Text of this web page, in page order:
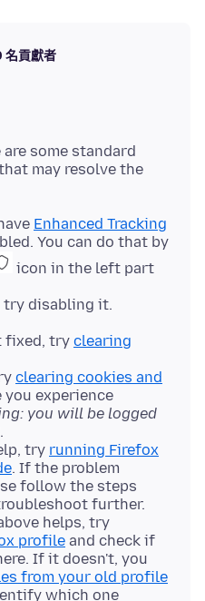
名貢獻者
some standard
may resolve the
Enhanced Tracking
You can do that by
icon in the left part
try disabling it.
fixed, try clearing
clearing cookies and
experience
you will be logged
try running Firefox
. If the problem
follow the steps
further.
helps, try
profile and check if
If it doesn't, you
from your old profile
which one